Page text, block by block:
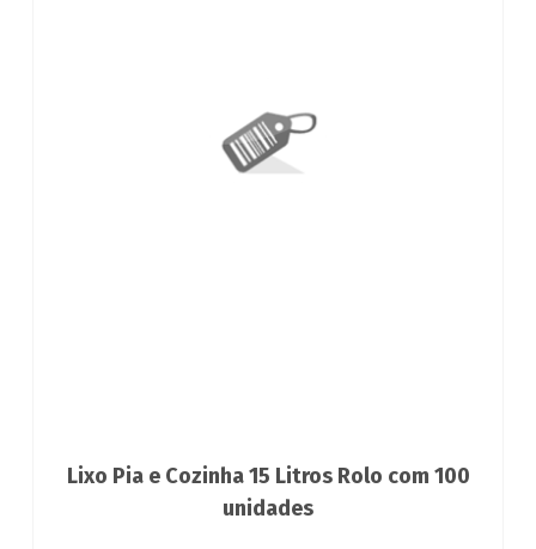
Lixo Pia e Cozinha 15 Litros Rolo com 100
unidades